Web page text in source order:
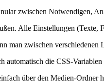
zwischen Notwendigen,
Alle Einstellungen
man zwischen
automatisch die CSS-
über den Medien-Ordner